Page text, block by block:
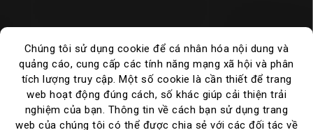
Chúng tôi sử dụng cookie để cá nhân hóa nội dung và
quảng cáo, cung cấp các tính năng mạng xã hội và phân
tích lượng truy cập. Một số cookie là cần thiết để trang
web hoạt động đúng cách, số khác giúp cải thiện trải
nghiệm của bạn. Thông tin về cách bạn sử dụng trang
web của chúng tôi có thể được chia sẻ với các đối tác về
TÌM KIẾM
Tìm
kiếm